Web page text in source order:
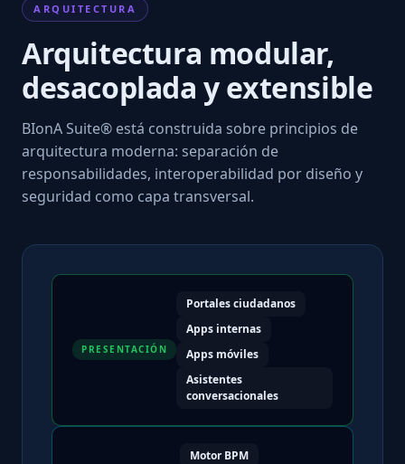
ARQUITECTURA
Arquitectura modular,
desacoplada y extensible
BIonA Suite® está construida sobre principios de
arquitectura moderna: separación de
responsabilidades, interoperabilidad por diseño y
seguridad como capa transversal.
PRESENTACIÓN
Portales ciudadanos
Apps internas
Apps móviles
Asistentes
conversacionales
Motor BPM